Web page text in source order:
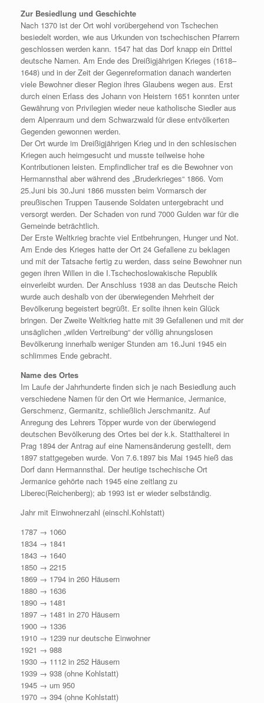
Zur Besiedlung und Geschichte
Nach 1370 ist der Ort wohl vorübergehend von Tschechen
besiedelt worden, wie aus Urkunden von tschechischen Pfarrern
geschlossen werden kann. 1547 hat das Dorf knapp ein Drittel
deutsche Namen. Am Ende des Dreißigjährigen Krieges (1618–
1648) und in der Zeit der Gegenreformation danach wanderten
viele Bewohner dieser Region ihres Glaubens wegen aus. Erst
durch einen Erlass des Johann von Heistern 1651 konnten unter
Gewährung von Privilegien wieder neue katholische Siedler aus
dem Alpenraum und dem Schwarzwald für diese entvölkerten
Gegenden gewonnen werden.
Der Ort wurde im Dreißigjährigen Krieg und in den schlesischen
Kriegen auch heimgesucht und musste teilweise hohe
Kontributionen leisten. Empfindlicher traf es die Bewohner von
Hermannsthal aber während des „Bruderkrieges“ 1866. Vom
25.Juni bis 30.Juni 1866 mussten beim Vormarsch der
preußischen Truppen Tausende Soldaten untergebracht und
versorgt werden. Der Schaden von rund 7000 Gulden war für die
Gemeinde beträchtlich.
Der Erste Weltkrieg brachte viel Entbehrungen, Hunger und Not.
Am Ende des Krieges hatte der Ort 24 Gefallene zu beklagen
und mit der Tatsache fertig zu werden, dass seine Bewohner nun
gegen ihren Willen in die I.Tschechoslowakische Republik
einverleibt wurden. Der Anschluss 1938 an das Deutsche Reich
wurde auch deshalb von der überwiegenden Mehrheit der
Bevölkerung begeistert begrüßt. Er sollte ihnen kein Glück
bringen. Der Zweite Weltkrieg hatte mit 39 Gefallenen und mit der
unsäglichen „wilden Vertreibung“ der völlig ahnungslosen
Bevölkerung innerhalb weniger Stunden am 16.Juni 1945 ein
schlimmes Ende gebracht.
Name des Ortes
Im Laufe der Jahrhunderte finden sich je nach Besiedlung auch
verschiedene Namen für den Ort wie Hermanice, Jermanice,
Gerschmenz, Germanitz, schließlich Jerschmanitz. Auf
Anregung des Lehrers Töpper wurde von der überwiegend
deutschen Bevölkerung des Ortes bei der k.k. Statthalterei in
Prag 1894 der Antrag auf eine Namensänderung gestellt, dem
1897 stattgegeben wurde. Von 7.6.1897 bis Mai 1945 hieß das
Dorf dann Hermannsthal. Der heutige tschechische Ort
Jermanice gehörte nach 1945 eine zeitlang zu
Liberec(Reichenberg); ab 1993 ist er wieder selbständig.
Jahr mit Einwohnerzahl (einschl.Kohlstatt)
1787 → 1060
1834 → 1841
1843 → 1640
1850 → 2215
1869 → 1794 in 260 Häusern
1880 → 1636
1890 → 1481
1897 → 1481 in 270 Häusern
1900 → 1336
1910 → 1239 nur deutsche Einwohner
1921 → 988
1930 → 1112 in 252 Häusern
1939 → 938 (ohne Kohlstatt)
1945 → um 950
1970 → 394 (ohne Kohlstatt)